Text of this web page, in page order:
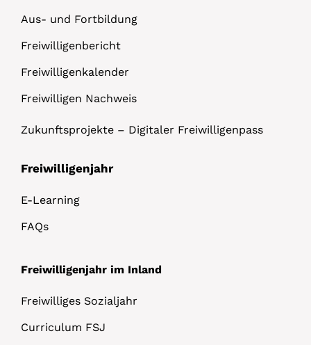
Aus- und Fortbildung
Freiwilligenbericht
Freiwilligenkalender
Freiwilligen Nachweis
Zukunftsprojekte – Digitaler Freiwilligenpass
Freiwilligenjahr
E-Learning
FAQs
Freiwilligenjahr im Inland
Freiwilliges Sozialjahr
Curriculum FSJ